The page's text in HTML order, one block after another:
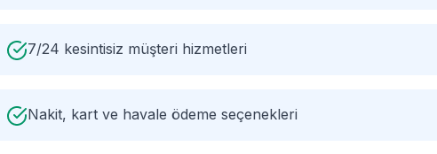
7/24 kesintisiz müşteri hizmetleri
Nakit, kart ve havale ödeme seçenekleri